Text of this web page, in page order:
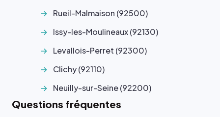
Rueil-Malmaison (92500)
Issy-les-Moulineaux (92130)
Levallois-Perret (92300)
Clichy (92110)
Neuilly-sur-Seine (92200)
Questions fréquentes